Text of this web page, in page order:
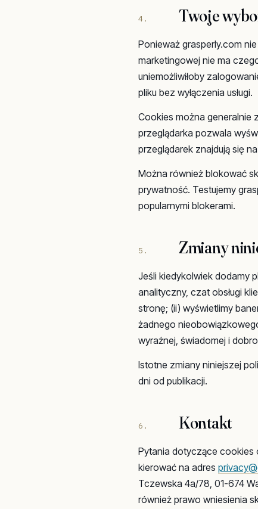
4. Twoje
Ponieważ grasperly.com
marketingowej nie ma
uniemożliwiłoby
pliku bez wyłączenia usługi.
Cookies można generalnie
przeglądarka pozwala
przeglądarek znajdują się
Można również blokować
prywatność. Testujemy
popularnymi blokerami.
5. Zmiany
Jeśli kiedykolwiek dodamy
analityczny, czat obsługi
stronę; (ii) wyświetlimy
żadnego
wyraźnej, świadomej i
Istotne zmiany niniejszej
dni od publikacji.
6. Kontakt
Pytania dotyczące cookies
kierować na adres
Tczewska 4a/78, 01-674
również prawo wniesienia